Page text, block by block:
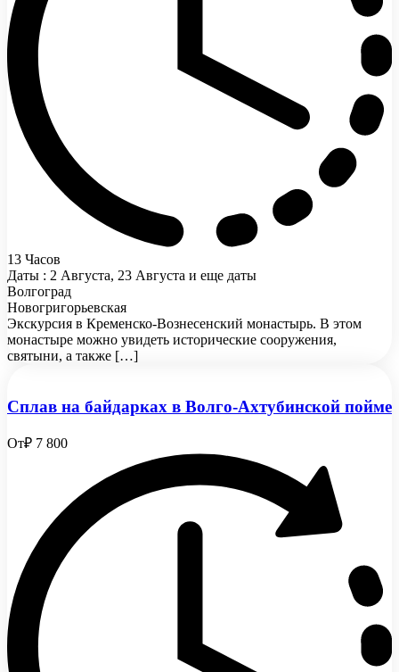
13 Часов
Даты : 2 Августа, 23 Августа и еще даты
Волгоград
Новогригорьевская
Экскурсия в Кременско-Вознесенский монастырь. В этом
монастыре можно увидеть исторические сооружения,
святыни, а также […]
Сплав на байдарках в Волго-Ахтубинской пойме
От₽ 7 800